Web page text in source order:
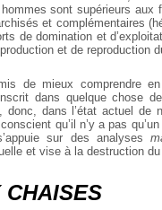
sont supérieurs aux
et complémentaires
de domination et
et de reproduction
de mieux comprendre
dans quelque chose
donc, dans l’état actuel de
qu’il n’y a pas qu’un
sur des analyses
et vise à la destruction
CHAISES